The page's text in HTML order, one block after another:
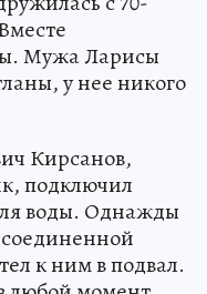
Мужа Ларисы
у нее никого
Кирсанов,
подключил
воды. Однажды
к ним в подвал.